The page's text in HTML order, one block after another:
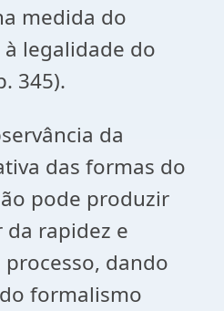
medida do
legalidade do
345).
da
das formas do
pode produzir
rapidez e
dando
formalismo